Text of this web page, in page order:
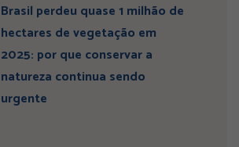
Brasil perdeu quase 1 milhão de
hectares de vegetação em
2025: por que conservar a
natureza continua sendo
urgente